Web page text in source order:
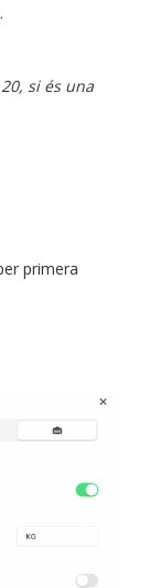
si és una
primera